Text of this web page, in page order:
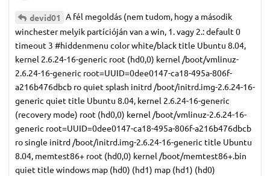
devid01 A fél megoldás (nem tudom, hogy a második
winchester melyik partícióján van a win, 1. vagy 2.: default 0
timeout 3 #hiddenmenu color white/black title Ubuntu 8.04,
kernel 2.6.24-16-generic root (hd0,0) kernel /boot/vmlinuz-
2.6.24-16-generic root=UUID=0dee0147-ca18-495a-806f-
a216b476dbcb ro quiet splash initrd /boot/initrd.img-2.6.24-16-
generic quiet title Ubuntu 8.04, kernel 2.6.24-16-generic
(recovery mode) root (hd0,0) kernel /boot/vmlinuz-2.6.24-16-
generic root=UUID=0dee0147-ca18-495a-806f-a216b476dbcb
ro single initrd /boot/initrd.img-2.6.24-16-generic title Ubuntu
8.04, memtest86+ root (hd0,0) kernel /boot/memtest86+.bin
quiet title windows map (hd0) (hd1) map (hd1) (hd0)